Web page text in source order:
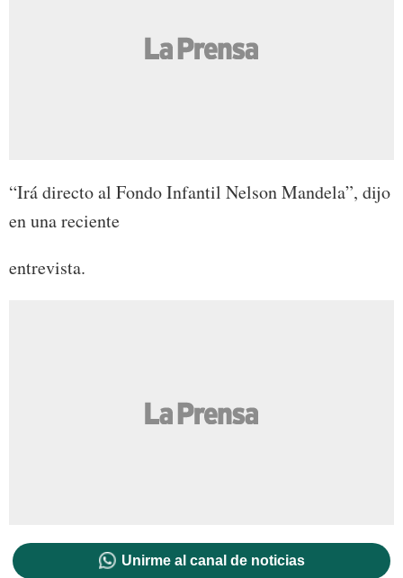
“Irá directo al Fondo Infantil Nelson Mandela”, dijo
en una reciente
entrevista.
Unirme al canal de noticias